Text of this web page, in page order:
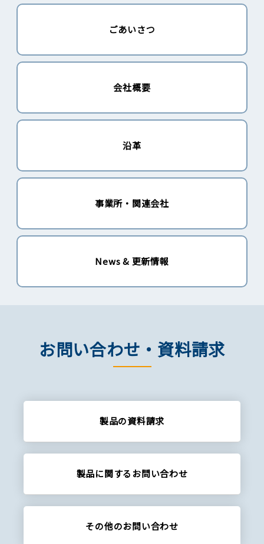
ごあいさつ
会社概要
沿革
事業所・関連会社
News & 更新情報
お問い合わせ・資料請求
製品の資料請求
製品に関するお問い合わせ
その他のお問い合わせ